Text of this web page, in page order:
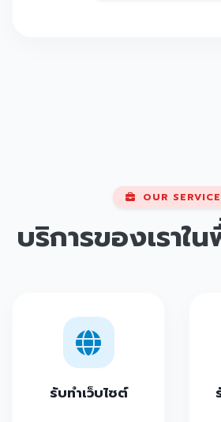
OUR
บริการของเราใ
รับทำเว็บไซต์